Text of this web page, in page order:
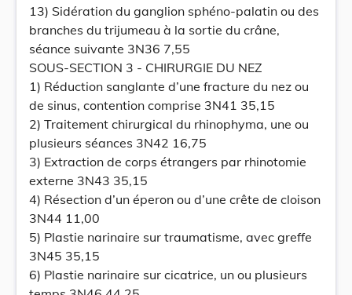
13) Sidération du ganglion sphéno-palatin ou des
branches du trijumeau à la sortie du crâne,
séance suivante 3N36 7,55
SOUS-SECTION 3 - CHIRURGIE DU NEZ
1) Réduction sanglante d’une fracture du nez ou
de sinus, contention comprise 3N41 35,15
2) Traitement chirurgical du rhinophyma, une ou
plusieurs séances 3N42 16,75
3) Extraction de corps étrangers par rhinotomie
externe 3N43 35,15
4) Résection d’un éperon ou d’une crête de cloison
3N44 11,00
5) Plastie narinaire sur traumatisme, avec greffe
3N45 35,15
6) Plastie narinaire sur cicatrice, un ou plusieurs